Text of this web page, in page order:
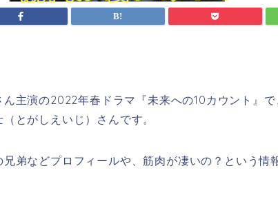
主演の2022年春ドラマ『未来への10カウント』
とがしえいじ）さんです。
弟などプロフィールや、筋肉が凄いの？という情